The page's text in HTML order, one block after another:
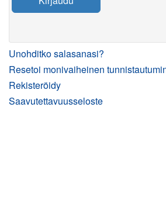
Unohditko salasanasi?
Resetoi monivaiheinen
Rekisteröidy
Saavutettavuusseloste